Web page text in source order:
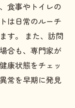
食事やトイレの
は日常のルーチ
す。 また、訪問
合も、専門家が
康状態をチェッ
常を早期に発見